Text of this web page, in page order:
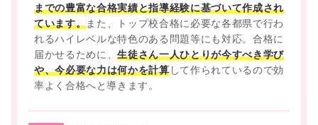
までの豊富な合格実績と指導経験に基づいて作成され
ています。また、トップ校合格に必要な各都県で行わ
れるハイレベルな特色のある問題等にも対応。合格に
届かせるために、生徒さん一人ひとりが今すべき学び
や、今必要な力は何かを計算して作られているので効
率よく合格へと導きます。